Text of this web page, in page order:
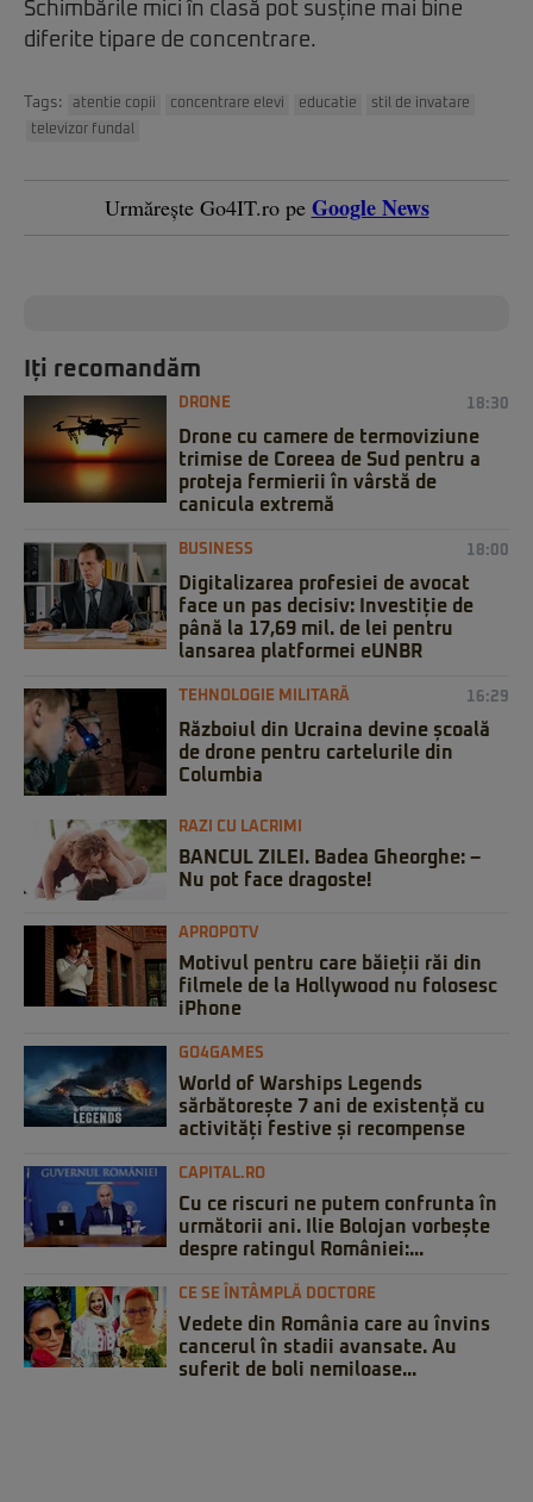
Schimbările mici în clasă pot susține mai bine
diferite tipare de concentrare.
Tags: atentie copii concentrare elevi educatie
stil de invatare
televizor fundal
Urmărește Go4IT.ro pe Google News
Iți recomandăm
DRONE 18:30
Drone cu camere de termoviziune
trimise de Coreea de Sud pentru a
proteja fermierii în vârstă de
canicula extremă
BUSINESS 18:00
Digitalizarea profesiei de avocat
face un pas decisiv: Investiție de
până la 17,69 mil. de lei pentru
lansarea platformei eUNBR
TEHNOLOGIE MILITARĂ 16:29
Războiul din Ucraina devine școală
de drone pentru cartelurile din
Columbia
RAZI CU LACRIMI
BANCUL ZILEI. Badea Gheorghe: –
Nu pot face dragoste!
APROPOTV
Motivul pentru care băieții răi din
filmele de la Hollywood nu folosesc
iPhone
GO4GAMES
World of Warships Legends
sărbătorește 7 ani de existență cu
activități festive și recompense
CAPITAL.RO
Cu ce riscuri ne putem confrunta în
următorii ani. Ilie Bolojan vorbește
despre ratingul României:...
CE SE ÎNTÂMPLĂ DOCTORE
Vedete din România care au învins
cancerul în stadii avansate. Au
suferit de boli nemiloase...